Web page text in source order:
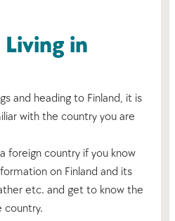
in
and heading to Finland, it is
with the country you are
foreign country if you know
on Finland and its
etc. and get to know the
country.